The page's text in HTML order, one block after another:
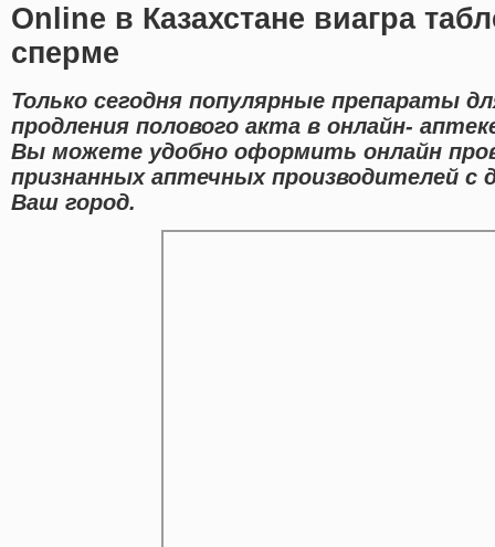
Online в Казахстане виагра
сперме
Только сегодня популярные препараты
продления полового акта в онлайн-
Вы можете удобно оформить онлайн
признанных аптечных производителей с
Ваш город.